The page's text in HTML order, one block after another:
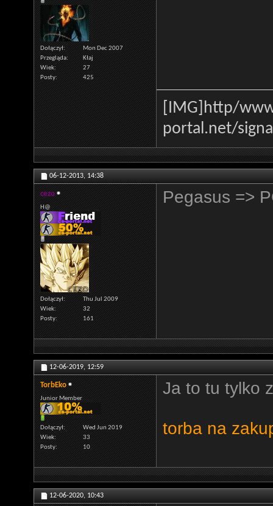
Dołączył
Mon Dec 2007
Przegląda
Kłaj
Wiek
27
Posty
425
[IMG]http/
portal.net/
06-12-2013, 14:38
cezo
H@
Dołączył
Thu Jul 2009
Wiek
32
Posty
161
Pegasus =>
12-06-2019, 12:59
TorbEko
Junior Member
Dołączył
Wed Jun 2019
Wiek
33
Posty
10
Ja to tu tylko
torba na
12-06-2020, 10:43